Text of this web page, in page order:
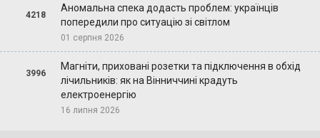
4218
Аномальна спека додасть проблем: українців
попередили про ситуацію зі світлом
01 серпня 2026
3996
Магніти, приховані розетки та підключення в обхід
лічильників: як на Вінниччині крадуть
електроенергію
16 липня 2026